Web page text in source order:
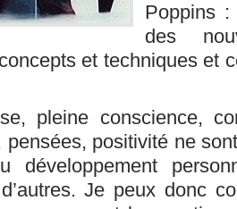
Poppins :
des
et techniques et
pleine conscience,
pensées, positivité ne
développement
Je peux donc